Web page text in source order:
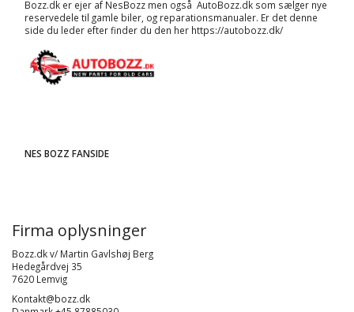
Bozz.dk er ejer af NesBozz men også AutoBozz.dk som sælger nye
reservedele til gamle biler, og reparationsmanualer. Er det denne
side du leder efter finder du den her https://autobozz.dk/
NES BOZZ FANSIDE
Firma oplysninger
Bozz.dk v/ Martin Gavlshøj Berg
Hedegårdvej 35
7620 Lemvig
Kontakt@bozz.dk